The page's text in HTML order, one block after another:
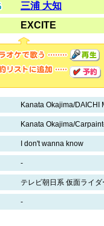
三浦 大知
EXCITE
Kanata Okajima/DAICHI
Kanata Okajima/
I don't wanna know
-
テレビ朝日系 仮面ライ
-